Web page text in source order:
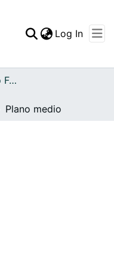
Log In
Archivo del Patrimonio Fotográfico y Fílmico del Valle del Cauca
Plano medio